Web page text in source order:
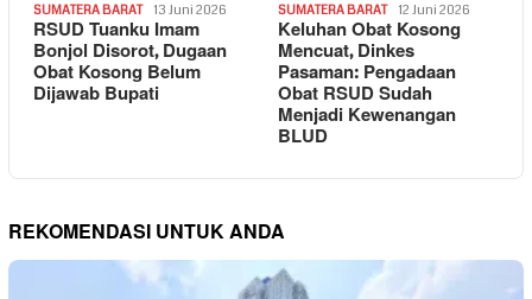
SUMATERA BARAT 13 Juni 2026
RSUD Tuanku Imam
Bonjol Disorot, Dugaan
Obat Kosong Belum
Dijawab Bupati
SUMATERA BARAT 12 Juni 2026
Keluhan Obat Kosong
Mencuat, Dinkes
Pasaman: Pengadaan
Obat RSUD Sudah
Menjadi Kewenangan
BLUD
REKOMENDASI UNTUK ANDA